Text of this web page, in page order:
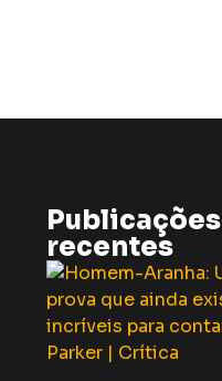
Publicações
recentes